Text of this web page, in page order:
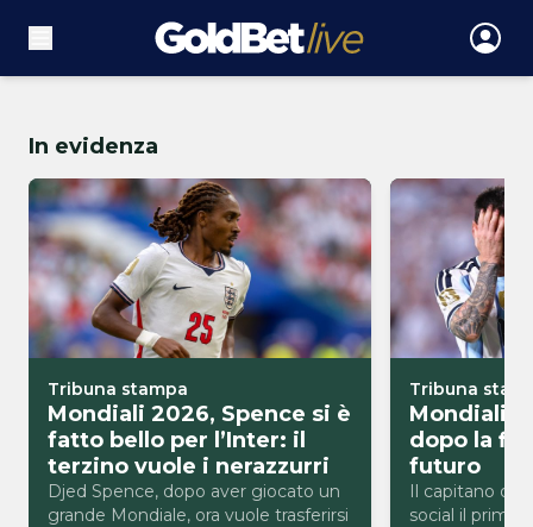
In evidenza
Tribuna stampa
Mondiali 2026, Spence si è
fatto bello per l’Inter: il
terzino vuole i nerazzurri
Djed Spence, dopo aver giocato un
grande Mondiale, ora vuole trasferirsi
Tribuna
Mondiali
dopo la
futuro
Il capitano
social il primo